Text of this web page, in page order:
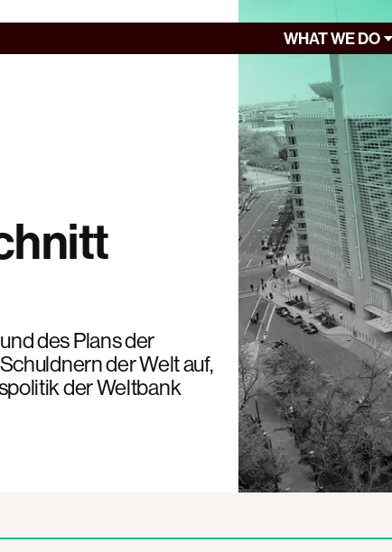
WHAT WE DO
des Plans der
der Welt auf,
der Weltbank